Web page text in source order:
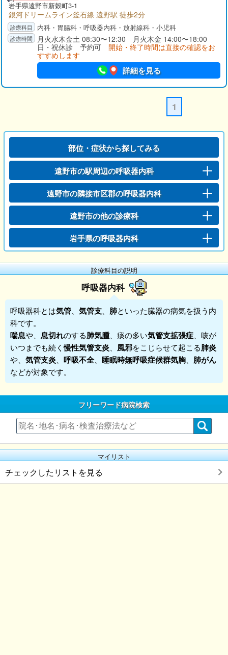
岩手県遠野市新穀町3-1
銀河ドリームライン釜石線 遠野駅 徒歩2分
内科・胃腸科・呼吸器内科・放射線科・小児科
月火水木金土 08:30〜12:30 月火木金 14:00〜18:00
日・祝休診 予約可 開始・終了時間は直接の確認をお
すすめします
詳細を見る
1
部位・症状から探してみる
遠野市の駅周辺の呼吸器内科
遠野市の隣接市区郡の呼吸器内科
遠野市の他の診療科
岩手県の呼吸器内科
診療科目の説明
呼吸器内科
呼吸器科とは気管 気管支 肺といった臓器の病気を扱う内
科です。
喘息や、 息切れのする肺気腫、痰の多い気管支拡張症 、咳が
いつまでも続く慢性気管支炎 風邪をこじらせて起こる肺炎
や、 気管支炎 呼吸不全、 睡眠時無呼吸症候群気胸 肺がん
などが対象です。
フリーワード病院検索
マイリスト
チェックしたリストを見る